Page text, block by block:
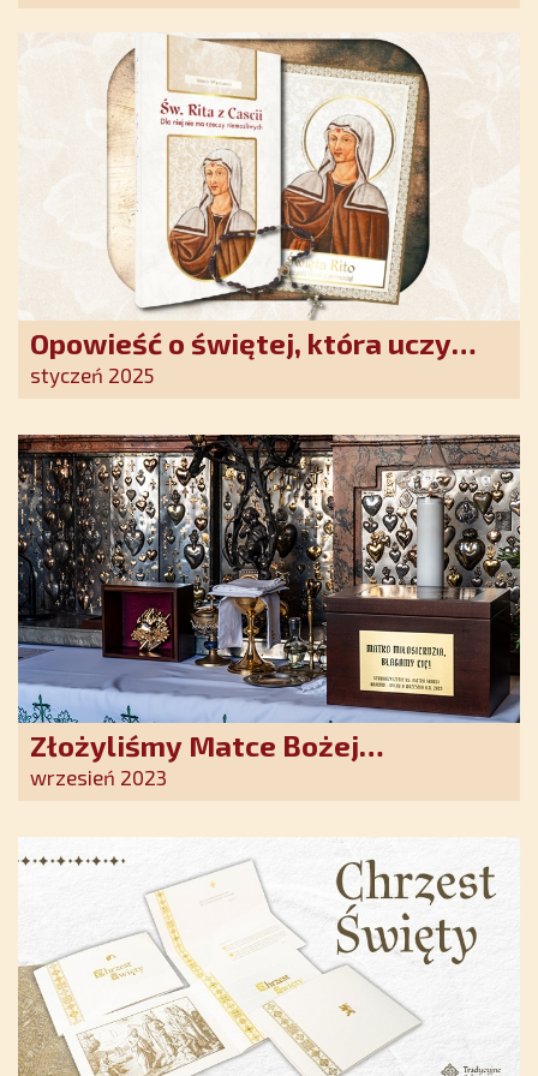
Opowieść o świętej, która uczy
szczerego oddania się Bogu.
nadziei w XXI wieku
styczeń 2025
Złożyliśmy Matce Bożej
Ostrobramskiej pozłacane wotum
wrzesień 2023